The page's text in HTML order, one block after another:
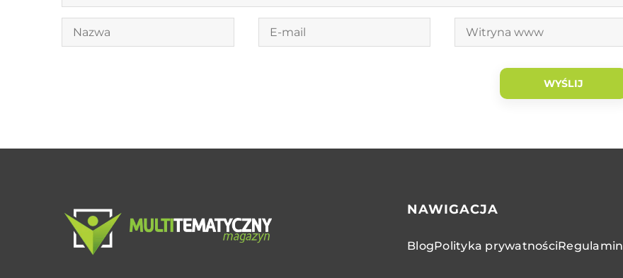
NAWIGACJA
BlogPolityka prywatnościRegulamin